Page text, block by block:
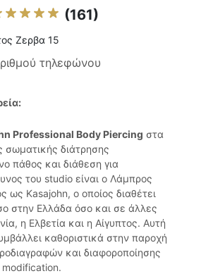
(161)
Zερβα 15
τηλεφώνου
Professional Body Piercing στα
σωματικής διάτρησης
πάθος και διάθεση για
του studio είναι ο Λάμπρος
ως Kasajohn, ο οποίος διαθέτει
στην Ελλάδα όσο και σε άλλες
η Ελβετία και η Αίγυπτος. Αυτή
καθοριστικά στην παροχή
και διαφοροποίησης